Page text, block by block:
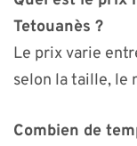
Tetouanès ?
Le prix varie
selon la taille, le
Combien de